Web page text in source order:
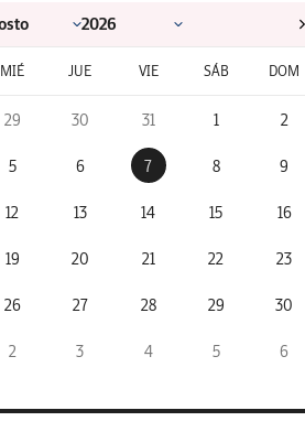
MIÉ JUE VIE SÁB DOM
29 30 31 1 2
5 6 7 8 9
12 13 14 15 16
19 20 21 22 23
26 27 28 29 30
2 3 4 5 6